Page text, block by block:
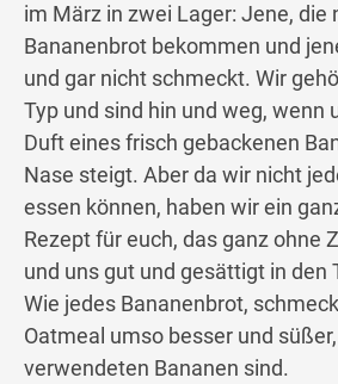
im März in zwei Lager: Jene, die
Bananenbrot bekommen und
und gar nicht schmeckt. Wir
Typ und sind hin und weg, wenn
Duft eines frisch gebackenen
Nase steigt. Aber da wir nicht
essen können, haben wir ein
Rezept für euch, das ganz ohne
und uns gut und gesättigt in den
Wie jedes Bananenbrot,
Oatmeal umso besser und
verwendeten Bananen sind.